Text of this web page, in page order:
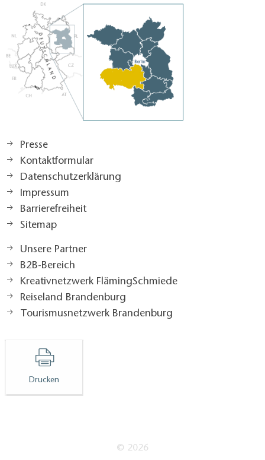
Presse
Kontaktformular
Datenschutzerklärung
Impressum
Barrierefreiheit
Sitemap
Unsere Partner
B2B-Bereich
Kreativnetzwerk FlämingSchmiede
Reiseland Brandenburg
Tourismusnetzwerk Brandenburg
Drucken
© 2026